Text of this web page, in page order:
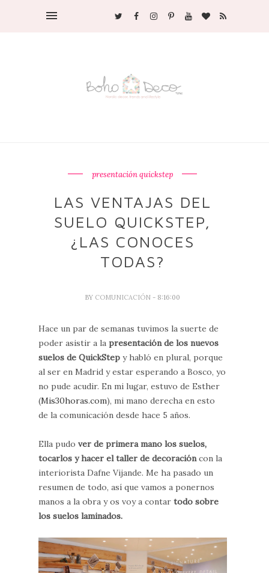
presentación quickstep
LAS VENTAJAS DEL
SUELO QUICKSTEP,
¿LAS CONOCES
TODAS?
BY COMUNICACIÓN - 8:16:00
Hace un par de semanas tuvimos la suerte de
poder asistir a la presentación de los nuevos
suelos de QuickStep y habló en plural, porque
al ser en Madrid y estar esperando a Bosco, yo
no pude acudir. En mi lugar, estuvo de Esther
(Mis30horas.com), mi mano derecha en esto
de la comunicación desde hace 5 años.
Ella pudo ver de primera mano los suelos,
tocarlos y hacer el taller de decoracióncon la
interiorista Dafne Vijande. Me ha pasado un
resumen de todo, así que vamos a ponernos
manos a la obra y os voy a contar todo sobre
los suelos laminados.